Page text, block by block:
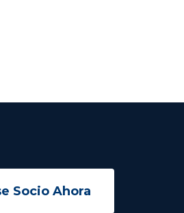
Socio Ahora